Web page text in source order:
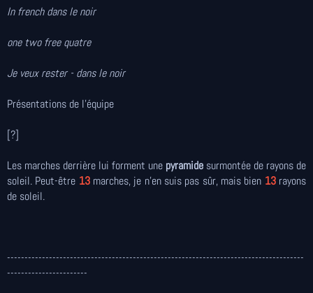
In french dans le noir
one two free quatre
Je veux rester - dans le noir
Présentations de l'équipe
[?]
Les marches derrière lui forment une pyramide surmontée de rayons de
soleil. Peut-être 13marches, je n'en suis pas sûr, mais bien 13 rayons
de soleil.
-------------------------------------------------------------------------------------
-----------------------